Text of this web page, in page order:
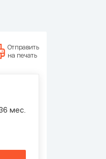
Отправить
на печать
мес.